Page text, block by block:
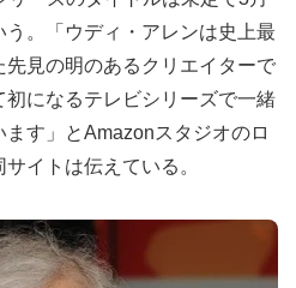
。「ウディ・アレンは史上最
見の明のあるクリエイターで
になるテレビシリーズで一緒
す」とAmazonスタジオのロ
イトは伝えている。